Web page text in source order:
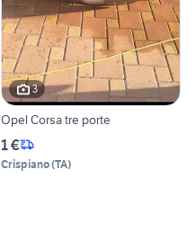
3
Opel Corsa tre porte
1 €
Crispiano(TA)